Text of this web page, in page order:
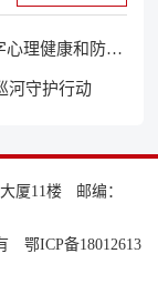
心理健康和防溺
河守护行动
厦11楼
邮编：
鄂ICP备18012613